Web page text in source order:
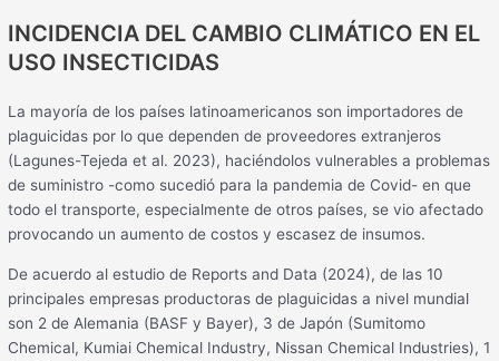
INCIDENCIA DEL CAMBIO CLIMÁTICO EN EL
USO INSECTICIDAS
La mayoría de los países latinoamericanos son importadores de
plaguicidas por lo que dependen de proveedores extranjeros
(Lagunes-Tejeda et al. 2023), haciéndolos vulnerables a problemas
de suministro -como sucedió para la pandemia de Covid- en que
todo el transporte, especialmente de otros países, se vio afectado
provocando un aumento de costos y escasez de insumos.
De acuerdo al estudio de Reports and Data (2024), de las 10
principales empresas productoras de plaguicidas a nivel mundial
son 2 de Alemania (BASF y Bayer), 3 de Japón (Sumitomo
Chemical, Kumiai Chemical Industry, Nissan Chemical Industries), 1